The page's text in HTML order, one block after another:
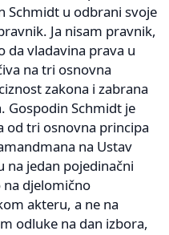
Schmidt u odbrani svoje
Ja nisam pravnik,
da vladavina prava u
na tri osnovna
zakona i zabrana
Gospodin Schmidt je
tri osnovna principa
na Ustav
na jedan pojedinačni
na djelomično
akteru, a ne na
odluke na dan izbora,